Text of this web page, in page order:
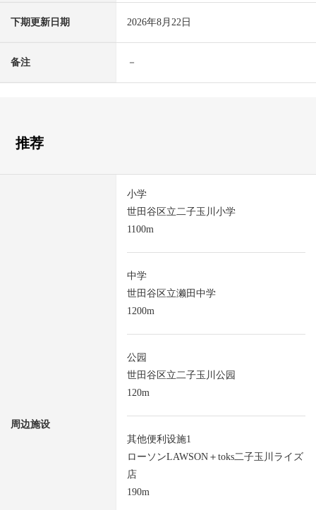
下期更新日期 2026年8月22日
备注 －
推荐
周边施设
小学
世田谷区立二子玉川小学
1100m
中学
世田谷区立濑田中学
1200m
公园
世田谷区立二子玉川公园
120m
其他便利设施1
ローソンLAWSON＋toks二子玉川ライズ
店
190m